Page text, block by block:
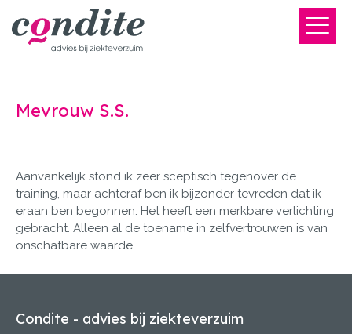
Mevrouw S.S.
Aanvankelijk stond ik zeer sceptisch tegenover de
training, maar achteraf ben ik bijzonder tevreden dat ik
eraan ben begonnen. Het heeft een merkbare verlichting
gebracht. Alleen al de toename in zelfvertrouwen is van
onschatbare waarde.
Condite - advies bij ziekteverzuim